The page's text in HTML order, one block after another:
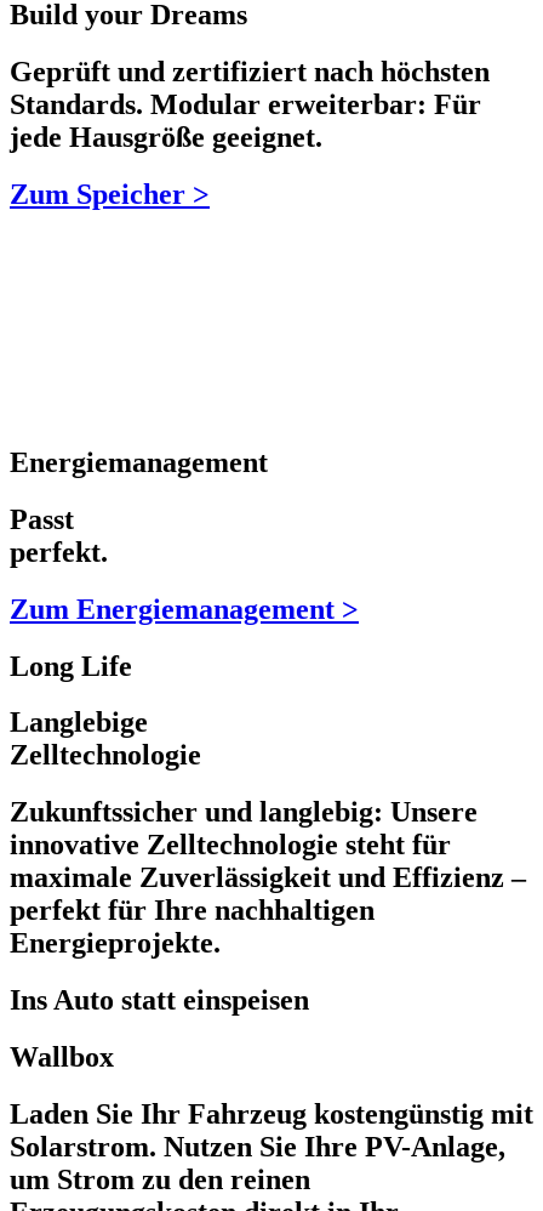
Build your Dreams
Geprüft und zertifiziert nach höchsten
Standards. Modular erweiterbar: Für
jede Hausgröße geeignet.
Zum Speicher >
Energiemanagement
Passt
perfekt.
Zum Energiemanagement >
Long Life
Langlebige
Zelltechnologie
Zukunftssicher und langlebig: Unsere
innovative Zelltechnologie steht für
maximale Zuverlässigkeit und Effizienz –
perfekt für Ihre nachhaltigen
Energieprojekte.
Ins Auto statt einspeisen
Wallbox
Laden Sie Ihr Fahrzeug kostengünstig mit
Solarstrom. Nutzen Sie Ihre PV-Anlage,
um Strom zu den reinen